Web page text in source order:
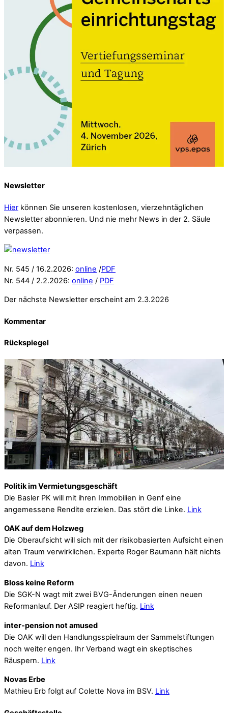
Newsletter
Hier können Sie unseren kostenlosen, vierzehntäglichen
Newsletter abonnieren. Und nie mehr News in der 2. Säule
verpassen.
Nr. 545 / 16.2.2026: online /PDF
Nr. 544 / 2.2.2026: online / PDF
Der nächste Newsletter erscheint am 2.3.2026
Kommentar
Rückspiegel
Politik im Vermietungsgeschäft
Die Basler PK will mit ihren Immobilien in Genf eine
angemessene Rendite erzielen. Das stört die Linke. Link
OAK auf dem Holzweg
Die Oberaufsicht will sich mit der risikobasierten Aufsicht einen
alten Traum verwirklichen. Experte Roger Baumann hält nichts
davon. Link
Bloss keine Reform
Die SGK-N wagt mit zwei BVG-Änderungen einen neuen
Reformanlauf. Der ASIP reagiert heftig. Link
inter-pension not amused
Die OAK will den Handlungsspielraum der Sammelstiftungen
noch weiter engen. Ihr Verband wagt ein skeptisches
Räuspern. Link
Novas Erbe
Mathieu Erb folgt auf Colette Nova im BSV. Link